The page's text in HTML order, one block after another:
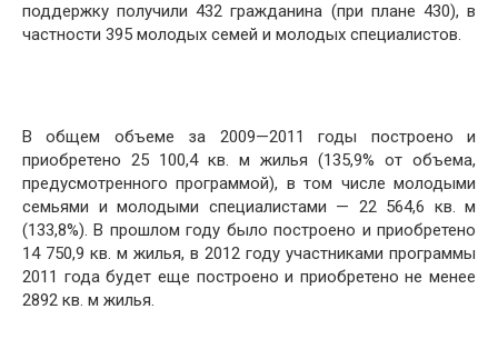
поддержку получили 432 гражданина (при плане 430), в
частности 395 молодых семей и молодых специалистов.
В общем объеме за 2009—2011 годы построено и
приобретено 25 100,4 кв. м жилья (135,9% от объема,
предусмотренного программой), в том числе молодыми
семьями и молодыми специалистами — 22 564,6 кв. м
(133,8%). В прошлом году было построено и приобретено
14 750,9 кв. м жилья, в 2012 году участниками программы
2011 года будет еще построено и приобретено не менее
2892 кв. м жилья.